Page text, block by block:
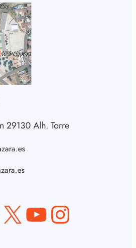
29130 Alh. Torre
X YouTube Instagram